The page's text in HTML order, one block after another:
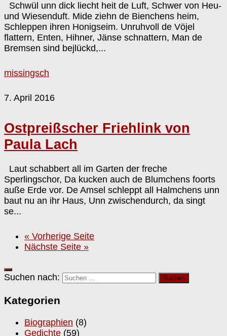
Schwül unn dick liecht heit de Luft, Schwer von Heu-
und Wiesenduft. Mide ziehn de Bienchens heim,
Schleppen ihren Honigseim. Unruhvoll de Vöjel
flattern, Enten, Hihner, Jänse schnattern, Man de
Bremsen sind bejlückd,...
missingsch
7. April 2016
Ostpreißscher Friehlink von
Paula Lach
Laut schabbert all im Garten der freche
Sperlingschor, Da kucken auch de Blumchens foorts
auße Erde vor. De Amsel schleppt all Halmchens unn
baut nu an ihr Haus, Unn zwischendurch, da singt
se...
« Vorherige Seite
Nächste Seite »
Suchen nach:
Kategorien
Biographien (8)
Gedichte (59)